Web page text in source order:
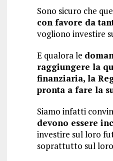
Sono sicuro che
con favore da
vogliono investire
E qualora le
raggiungere la
finanziaria, la
pronta a fare la
Siamo infatti
devono essere
investire sul loro
soprattutto sul